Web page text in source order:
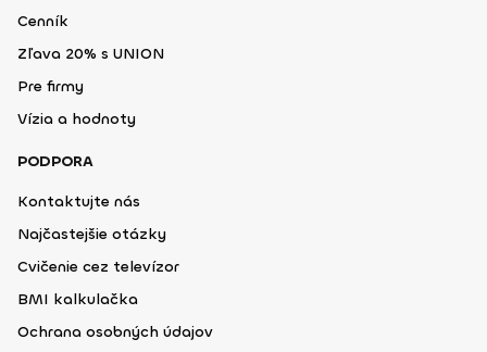
Cenník
Zľava 20% s UNION
Pre firmy
Vízia a hodnoty
PODPORA
Kontaktujte nás
Najčastejšie otázky
Cvičenie cez televízor
BMI kalkulačka
Ochrana osobných údajov